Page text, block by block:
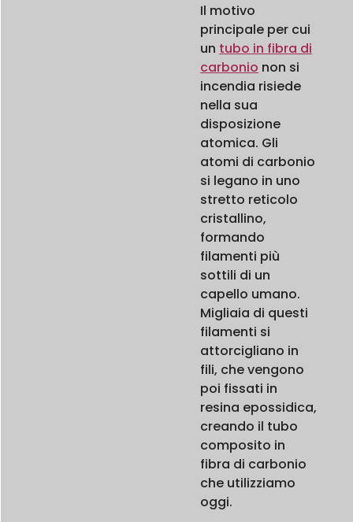
Il motivo
principale per cui
un tubo in fibra di
carbonio non si
incendia risiede
nella sua
disposizione
atomica. Gli
atomi di carbonio
si legano in uno
stretto reticolo
cristallino,
formando
filamenti più
sottili di un
capello umano.
Migliaia di questi
filamenti si
attorcigliano in
fili, che vengono
poi fissati in
resina epossidica,
creando il tubo
composito in
fibra di carbonio
che utilizziamo
oggi.